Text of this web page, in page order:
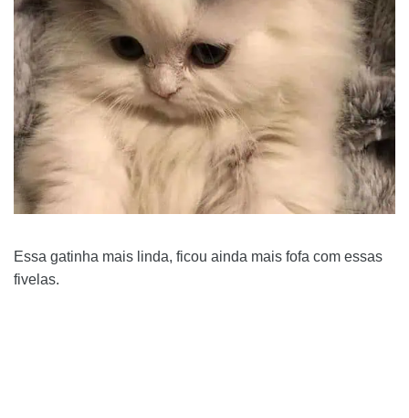
Essa gatinha mais linda, ficou ainda mais fofa com essas
fivelas.